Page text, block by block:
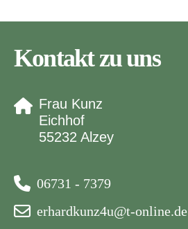
Kontakt zu uns
Frau Kunz
Eichhof
55232 Alzey
06731 - 7379
erhardkunz4u@t-online.de